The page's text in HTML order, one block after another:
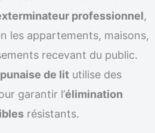
professionnel,
les appartements, maisons,
recevant du public.
de lit utilise des
garantir l’élimination
résistants.